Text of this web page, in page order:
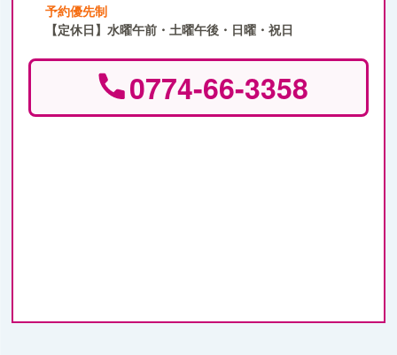
予約優先制
【定休日】水曜午前・土曜午後・日曜・祝日
0774-66-3358